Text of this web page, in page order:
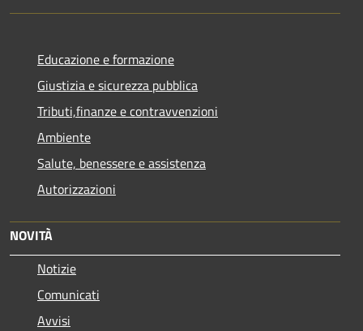
Educazione e formazione
Giustizia e sicurezza pubblica
Tributi,finanze e contravvenzioni
Ambiente
Salute, benessere e assistenza
Autorizzazioni
NOVITÀ
Notizie
Comunicati
Avvisi